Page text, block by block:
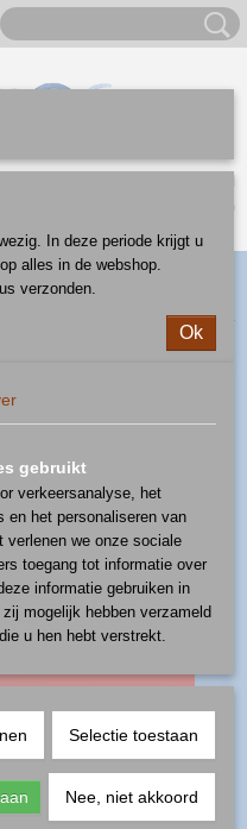
(0)
>kersthanger> pegel -
kers
In deze periode krijgt u
alles in de webshop.
verzonden.
Ok
gebruikt
verkeersanalyse, het
en het personaliseren van
verlenen we onze sociale
toegang tot informatie over
informatie gebruiken in
mogelijk hebben verzameld
u hen hebt verstrekt.
Selectie toestaan
Nee, niet akkoord